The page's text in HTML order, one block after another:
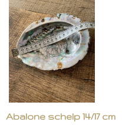
Abalone schelp 14/17 cm